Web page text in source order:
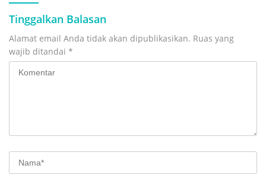
Tinggalkan Balasan
Alamat email Anda tidak akan dipublikasikan. Ruas yang
wajib ditandai *